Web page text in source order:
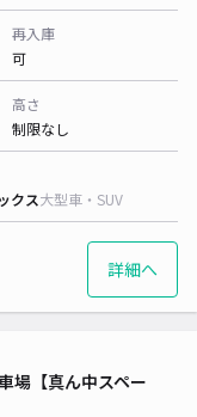
再入庫
可
高さ
制限なし
クス大型車・SUV
詳細へ
場【真ん中スペー